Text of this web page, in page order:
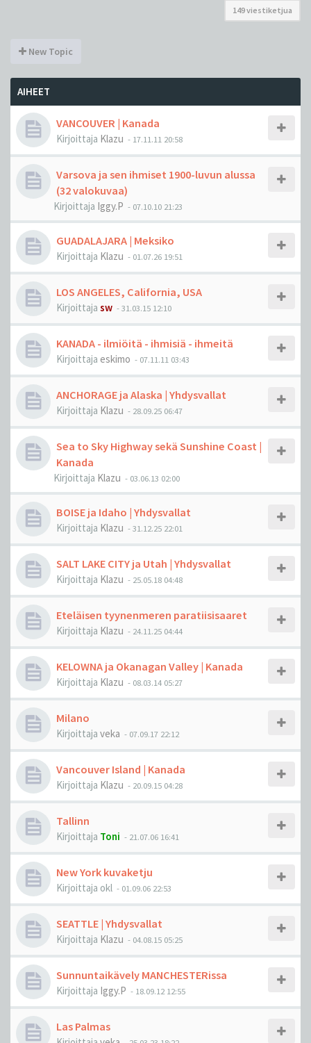
149 viestiketjua
New Topic
AIHEET
VANCOUVER | Kanada
Kirjoittaja Klazu - 17.11.11 20:58
Varsova ja sen ihmiset 1900-luvun alussa
(32 valokuvaa)
Kirjoittaja Iggy.P - 07.10.10 21:23
GUADALAJARA | Meksiko
Kirjoittaja Klazu - 01.07.26 19:51
LOS ANGELES, California, USA
Kirjoittaja sw -31.03.15 12:10
KANADA - ilmiöitä - ihmisiä - ihmeitä
Kirjoittaja eskimo - 07.11.11 03:43
ANCHORAGE ja Alaska | Yhdysvallat
Kirjoittaja Klazu - 28.09.25 06:47
Sea to Sky Highway sekä Sunshine Coast |
Kanada
Kirjoittaja Klazu - 03.06.13 02:00
BOISE ja Idaho | Yhdysvallat
Kirjoittaja Klazu -31.12.25 22:01
SALT LAKE CITY ja Utah | Yhdysvallat
Kirjoittaja Klazu - 25.05.18 04:48
Eteläisen tyynenmeren paratiisisaaret
Kirjoittaja Klazu - 24.11.25 04:44
KELOWNA ja Okanagan Valley | Kanada
Kirjoittaja Klazu - 08.03.14 05:27
Milano
Kirjoittaja veka - 07.09.17 22:12
Vancouver Island | Kanada
Kirjoittaja Klazu - 20.09.15 04:28
Tallinn
Kirjoittaja Toni - 21.07.06 16:41
New York kuvaketju
Kirjoittaja okl - 01.09.06 22:53
SEATTLE | Yhdysvallat
Kirjoittaja Klazu - 04.08.15 05:25
Sunnuntaikävely MANCHESTERissa
Kirjoittaja Iggy.P - 18.09.12 12:55
Las Palmas